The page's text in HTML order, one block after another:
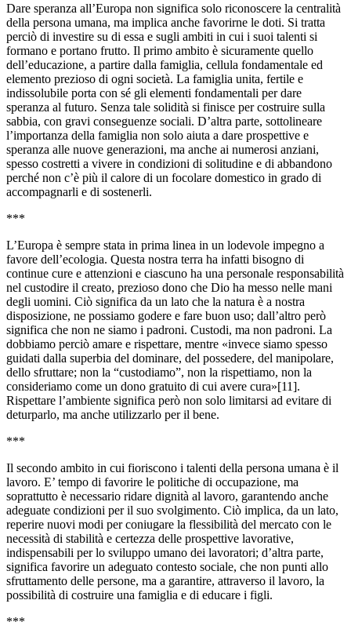
Dare speranza all’Europa non significa solo riconoscere la centralità
della persona umana, ma implica anche favorirne le doti. Si tratta
perciò di investire su di essa e sugli ambiti in cui i suoi talenti si
formano e portano frutto. Il primo ambito è sicuramente quello
dell’educazione, a partire dalla famiglia, cellula fondamentale ed
elemento prezioso di ogni società. La famiglia unita, fertile e
indissolubile porta con sé gli elementi fondamentali per dare
speranza al futuro. Senza tale solidità si finisce per costruire sulla
sabbia, con gravi conseguenze sociali. D’altra parte, sottolineare
l’importanza della famiglia non solo aiuta a dare prospettive e
speranza alle nuove generazioni, ma anche ai numerosi anziani,
spesso costretti a vivere in condizioni di solitudine e di abbandono
perché non c’è più il calore di un focolare domestico in grado di
accompagnarli e di sostenerli.
***
L’Europa è sempre stata in prima linea in un lodevole impegno a
favore dell’ecologia. Questa nostra terra ha infatti bisogno di
continue cure e attenzioni e ciascuno ha una personale responsabilità
nel custodire il creato, prezioso dono che Dio ha messo nelle mani
degli uomini. Ciò significa da un lato che la natura è a nostra
disposizione, ne possiamo godere e fare buon uso; dall’altro però
significa che non ne siamo i padroni. Custodi, ma non padroni. La
dobbiamo perciò amare e rispettare, mentre «invece siamo spesso
guidati dalla superbia del dominare, del possedere, del manipolare,
dello sfruttare; non la “custodiamo”, non la rispettiamo, non la
consideriamo come un dono gratuito di cui avere cura»[11].
Rispettare l’ambiente significa però non solo limitarsi ad evitare di
deturparlo, ma anche utilizzarlo per il bene.
***
Il secondo ambito in cui fioriscono i talenti della persona umana è il
lavoro. E’ tempo di favorire le politiche di occupazione, ma
soprattutto è necessario ridare dignità al lavoro, garantendo anche
adeguate condizioni per il suo svolgimento. Ciò implica, da un lato,
reperire nuovi modi per coniugare la flessibilità del mercato con le
necessità di stabilità e certezza delle prospettive lavorative,
indispensabili per lo sviluppo umano dei lavoratori; d’altra parte,
significa favorire un adeguato contesto sociale, che non punti allo
sfruttamento delle persone, ma a garantire, attraverso il lavoro, la
possibilità di costruire una famiglia e di educare i figli.
***